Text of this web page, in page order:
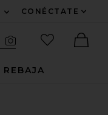
CONÉCTATE
Sitio de búsqueda
artículos
REBAJA